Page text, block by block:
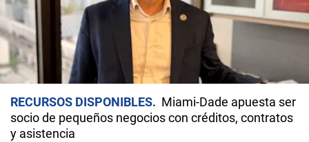
RECURSOS DISPONIBLES
Miami-Dade apuesta ser
socio de pequeños negocios con créditos, contratos
y asistencia